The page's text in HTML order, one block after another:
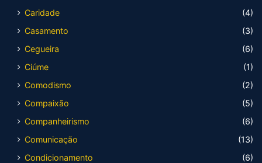
Caridade
(4)
Casamento
(3)
Cegueira
(6)
Ciúme
(1)
Comodismo
(2)
Compaixão
(5)
Companheirismo
(6)
Comunicação
(13)
Condicionamento
(6)